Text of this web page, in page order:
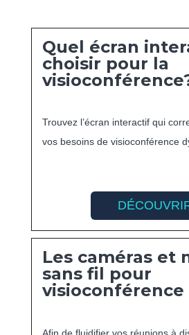
Quel écran
choisir pour la
Trouvez l’écran interactif qui
vos besoins de visioconférence
Les caméras et
sans fil pour
visioconférence
Afin de fluidifier vos réunions à